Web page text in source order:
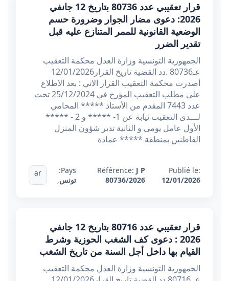
قرار تعقيبي عدد 80736 بتاريخ 12 جانفي
2026: دعوى مضار الجوار وضرورة حسم
الوضعية القانونية للممر المتنازع عليه قبل
تقدير الضرر
الجمهورية التونسية وزارة العدل محكمة التعقيب
عـ80736 .دد القضية تاريخ القرار12/01/2026
أصدرت محكمة التعقيب القرار الاتي : بعد الاطلاع
على مطلب التعقيب المؤرخ في 25/12/2024 تحت
عدد 7443 المقدم من الأستاذ ***** المحامي
لـــدى التعقيب نيابة عن 1- ***** و 2 - *****
الأول عامل يومي و الثانية تدير شؤون المنزل
القاطنين بمنطقة ***** عمادة
Publié le:
12/01/2026
Référence: J P
80736/2026
Pays:
تونس,
ar
قرار تعقيبي عدد 80716 بتاريخ 12 جانفي
2026 : دعوى كف الشغب الحوزية وشرط
القيام بها داخل أجل السنة من تاريخ الشغب
الجمهورية التونسية وزارة العدل محكمة التعقيب